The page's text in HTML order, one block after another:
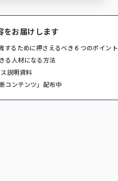
をお届けします
するために押さえるべき６つのポイント
る人材になる方法
説明資料
コンテンツ」配布中